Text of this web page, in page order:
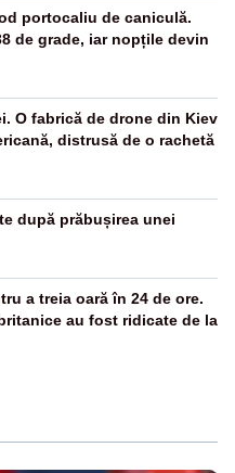
portocaliu de caniculă.
de grade, iar nopțile devin
O fabrică de drone din Kiev
distrusă de o rachetă
după prăbușirea unei
a treia oară în 24 de ore.
au fost ridicate de la